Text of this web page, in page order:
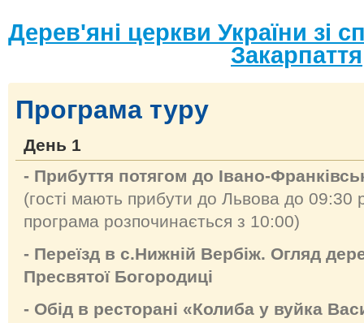
Дерев'яні церкви України
Закарпаття
Програма туру
День 1
- Прибуття потягом до Івано-
(гості мають прибути до Львова до 09:30
програма розпочинається з 10:00)
- Переїзд в с.Нижній Вербіж. Огляд
Пресвятої Богородиці
- Обід в ресторані «Колиба у вуйка